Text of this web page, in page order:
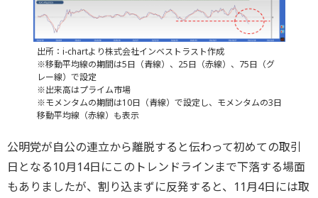
出所：i-chartより株式会社インベストラスト作成
※移動平均線の期間は5日（青線）、25日（赤線）、75日（グ
レー線）で設定
※出来高はプライム市場
※モメンタムの期間は10日（青線）で設定し、モメンタムの3日
移動平均線（赤線）も表示
公明党が自公の連立から離脱すると伝わって初めての取引
日となる10月14日にこのトレンドラインまで下落する場面
もありましたが、割り込まずに反発すると、11月4日には取